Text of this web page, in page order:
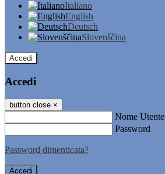
Italiano
English
Deutsch
Slovenščina
Accedi
Accedi
button close ×
Nome Utente
Password
Password dimenticata?